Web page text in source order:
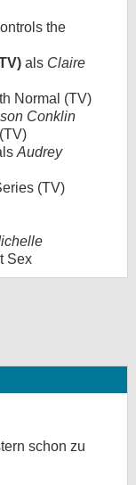
the
als Claire
Normal (TV)
Conklin
Audrey
(TV)
Sex
schon zu